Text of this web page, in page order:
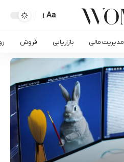
Aa
مدیریت مالی بازاریابی فروش